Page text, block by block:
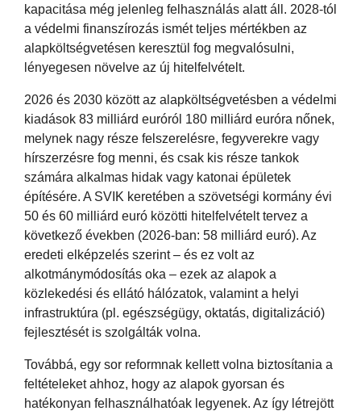
kapacitása még jelenleg felhasználás alatt áll. 2028-tól
a védelmi finanszírozás ismét teljes mértékben az
alapköltségvetésen keresztül fog megvalósulni,
lényegesen növelve az új hitelfelvételt.
2026 és 2030 között az alapköltségvetésben a védelmi
kiadások 83 milliárd euróról 180 milliárd euróra nőnek,
melynek nagy része felszerelésre, fegyverekre vagy
hírszerzésre fog menni, és csak kis része tankok
számára alkalmas hidak vagy katonai épületek
építésére. A SVIK keretében a szövetségi kormány évi
50 és 60 milliárd euró közötti hitelfelvételt tervez a
következő években (2026-ban: 58 milliárd euró). Az
eredeti elképzelés szerint – és ez volt az
alkotmánymódosítás oka – ezek az alapok a
közlekedési és ellátó hálózatok, valamint a helyi
infrastruktúra (pl. egészségügy, oktatás, digitalizáció)
fejlesztését is szolgálták volna.
Továbbá, egy sor reformnak kellett volna biztosítania a
feltételeket ahhoz, hogy az alapok gyorsan és
hatékonyan felhasználhatóak legyenek. Az így létrejött